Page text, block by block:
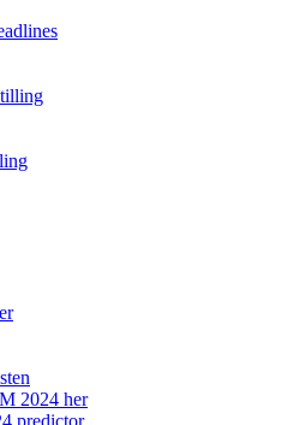
2024 her
predictor